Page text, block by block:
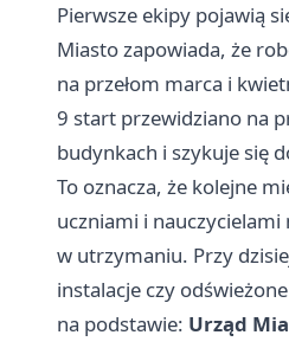
Pierwsze ekipy pojawią
Miasto zapowiada, że
na przełom marca i
9 start przewidziano na
budynkach i szykuje się
To oznacza, że kolejne
uczniami i nauczycielami
w utrzymaniu. Przy
instalacje czy
na podstawie: Urząd